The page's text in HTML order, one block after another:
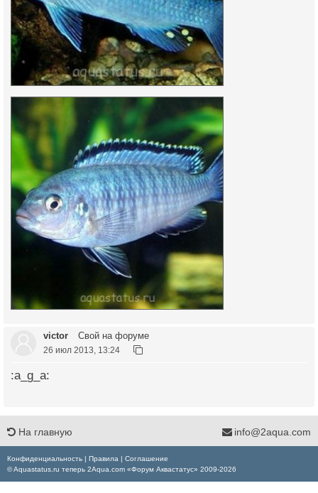
victor Свой на форуме
26 июл 2013, 13:24
:a_g_a:
На главную info@2aqua.com
Конфиденциальность | Правила | Соглашение
© Aquastatus.ru теперь 2Aqua.com «Форум Аквастатус» 2009-2026